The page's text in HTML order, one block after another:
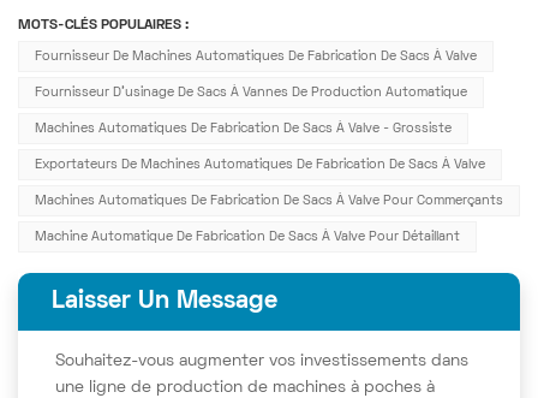
MOTS-CLÉS POPULAIRES :
Fournisseur De Machines Automatiques De Fabrication De Sacs À Valve
Fournisseur D'usinage De Sacs À Vannes De Production Automatique
Machines Automatiques De Fabrication De Sacs À Valve - Grossiste
Exportateurs De Machines Automatiques De Fabrication De Sacs À Valve
Machines Automatiques De Fabrication De Sacs À Valve Pour Commerçants
Machine Automatique De Fabrication De Sacs À Valve Pour Détaillant
Laisser Un Message
Souhaitez-vous augmenter vos investissements dans
une ligne de production de machines à poches à